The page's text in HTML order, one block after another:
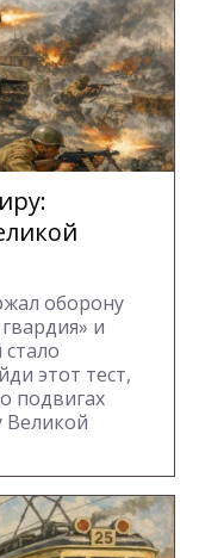
оборону
и
этот тест,
подвигах
Великой